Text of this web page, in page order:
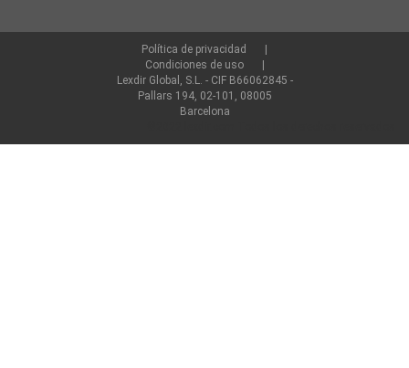
Política de privacidad
Condiciones de uso
Lexdir Global, S.L. - CIF B66062845 -
Pallars 194, 02-101, 08005
Barcelona